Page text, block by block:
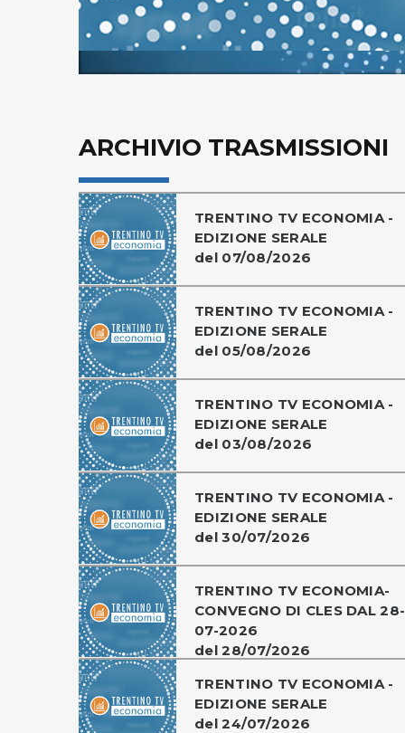
ARCHIVIO TRASMISSIONI
TRENTINO TV ECONOMIA -
EDIZIONE SERALE
del 07/08/2026
TRENTINO TV ECONOMIA -
EDIZIONE SERALE
del 05/08/2026
TRENTINO TV ECONOMIA -
EDIZIONE SERALE
del 03/08/2026
TRENTINO TV ECONOMIA -
EDIZIONE SERALE
del 30/07/2026
TRENTINO TV ECONOMIA-
CONVEGNO DI CLES DAL 28-
07-2026
del 28/07/2026
TRENTINO TV ECONOMIA -
EDIZIONE SERALE
del 24/07/2026